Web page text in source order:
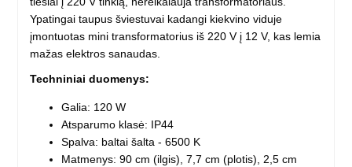
Ypatingai taupus šviestuvai kadangi kiekvino viduje
įmontuotas mini transformatorius iš 220 V į 12 V, kas lemia
mažas elektros sanaudas.
Techniniai duomenys:
Galia: 120 W
Atsparumo klasė: IP44
Spalva: baltai šalta - 6500 K
Matmenys: 90 cm (ilgis), 7,7 cm (plotis), 2,5 cm